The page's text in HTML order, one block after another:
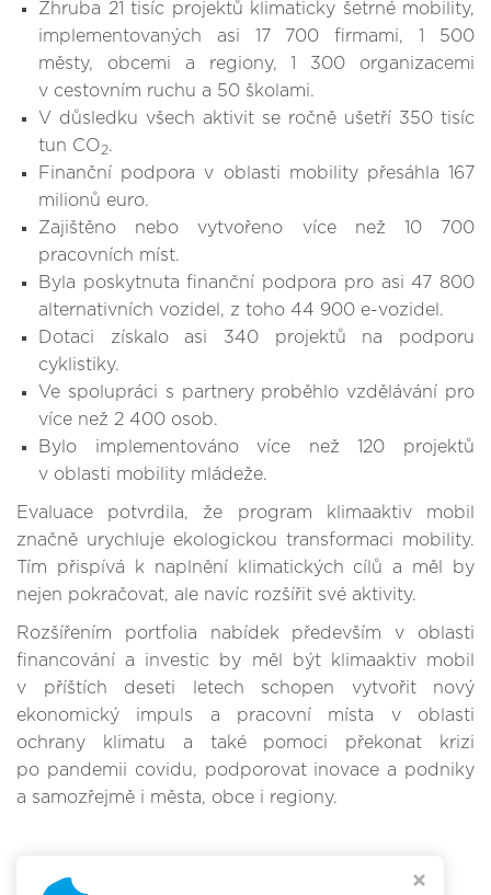
Zhruba 21 tisíc projektů klimaticky šetrné mobility,
implementovaných asi 17 700 firmami, 1 500
městy, obcemi a regiony, 1 300 organizacemi
v cestovním ruchu a 50 školami.
V důsledku všech aktivit se ročně ušetří 350 tisíc
tun CO2.
Finanční podpora v oblasti mobility přesáhla 167
milionů euro.
Zajištěno nebo vytvořeno více než 10 700
pracovních míst.
Byla poskytnuta finanční podpora pro asi 47 800
alternativních vozidel, z toho 44 900 e-vozidel.
Dotaci získalo asi 340 projektů na podporu
cyklistiky.
Ve spolupráci s partnery proběhlo vzdělávání pro
více než 2 400 osob.
Bylo implementováno více než 120 projektů
v oblasti mobility mládeže.
Evaluace potvrdila, že program klimaaktiv mobil
značně urychluje ekologickou transformaci mobility.
Tím přispívá k naplnění klimatických cílů a měl by
nejen pokračovat, ale navíc rozšířit své aktivity.
Rozšířením portfolia nabídek především v oblasti
financování a investic by měl být klimaaktiv mobil
v příštích deseti letech schopen vytvořit nový
ekonomický impuls a pracovní místa v oblasti
ochrany klimatu a také pomoci překonat krizi
po pandemii covidu, podporovat inovace a podniky
a samozřejmě i města, obce i regiony.